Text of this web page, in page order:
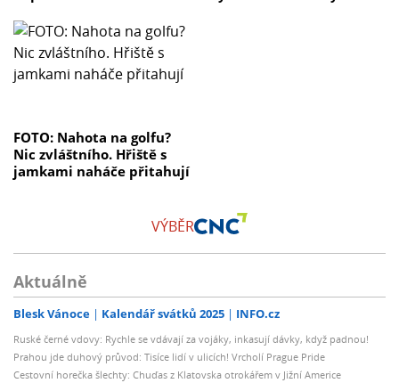
FOTO: Nahota na golfu?
Nic zvláštního. Hřiště s
jamkami naháče přitahují
VÝBĚR
Aktuálně
Blesk Vánoce Kalendář svátků 2025 INFO.cz
Ruské černé vdovy: Rychle se vdávají za vojáky, inkasují dávky, když padnou!
Prahou jde duhový průvod: Tisíce lidí v ulicích! Vrcholí Prague Pride
Cestovní horečka šlechty: Chuďas z Klatovska otrokářem v Jižní Americe